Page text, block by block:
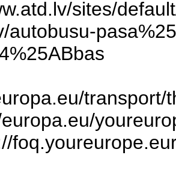
sites/
autobusu-